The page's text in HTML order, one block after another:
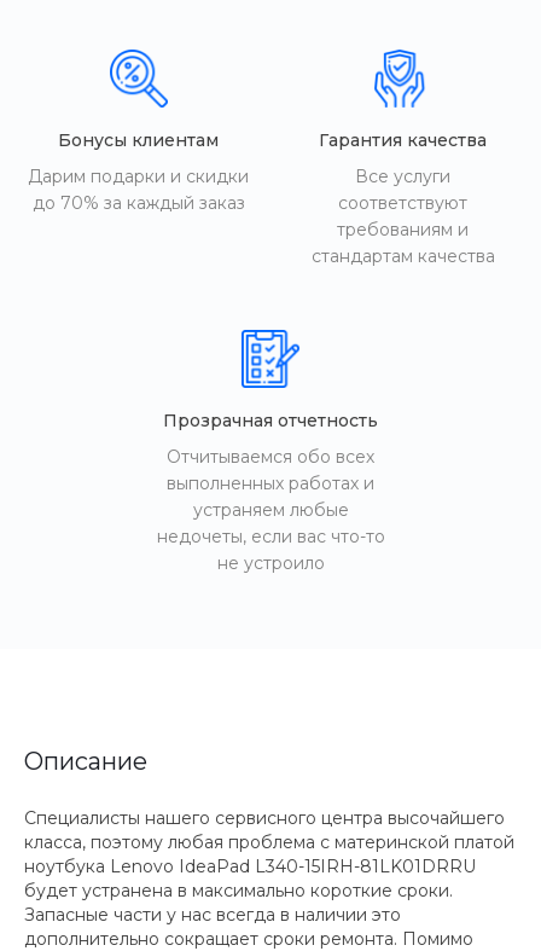
Бонусы клиентам
Дарим подарки и скидки
до 70% за каждый заказ
Гарантия качества
Все услуги
соответствуют
требованиям и
стандартам качества
Прозрачная отчетность
Отчитываемся обо всех
выполненных работах и
устраняем любые
недочеты, если вас что-то
не устроило
Описание
Специалисты нашего сервисного центра высочайшего
класса, поэтому любая проблема с материнской платой
ноутбука Lenovo IdeaPad L340-15IRH-81LK01DRRU
будет устранена в максимально короткие сроки.
Запасные части у нас всегда в наличии это
дополнительно сокращает сроки ремонта. Помимо